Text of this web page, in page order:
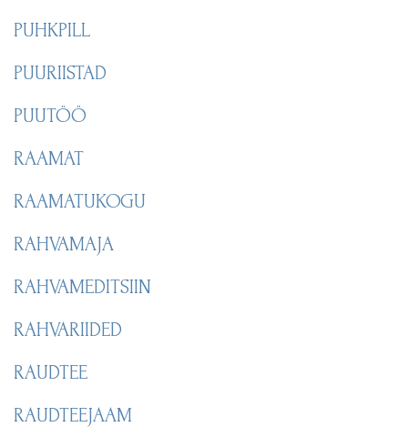
PUHKPILL
PUURIISTAD
PUUTÖÖ
RAAMAT
RAAMATUKOGU
RAHVAMAJA
RAHVAMEDITSIIN
RAHVARIIDED
RAUDTEE
RAUDTEEJAAM